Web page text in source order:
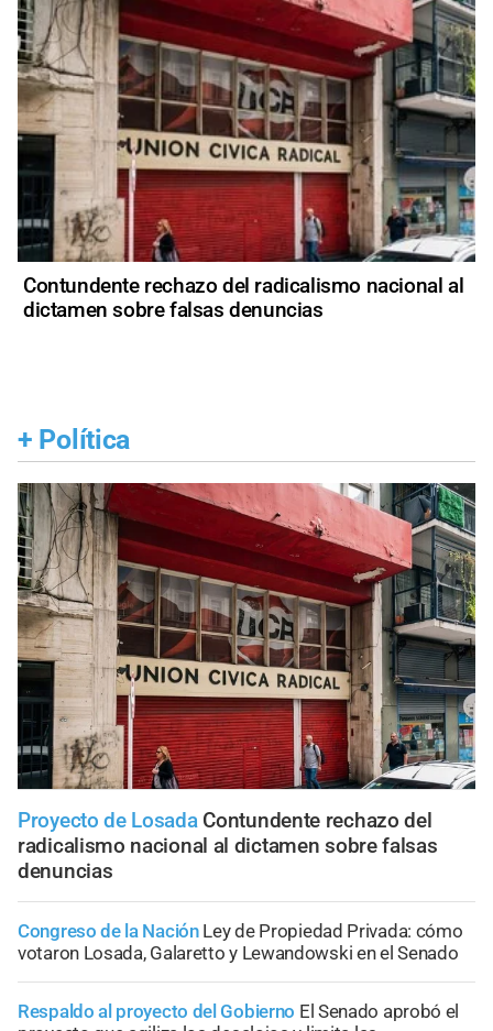
Contundente rechazo del radicalismo nacional al
dictamen sobre falsas denuncias
+ Política
Proyecto de Losada Contundente rechazo del
radicalismo nacional al dictamen sobre falsas
denuncias
Congreso de la Nación Ley de Propiedad Privada: cómo
votaron Losada, Galaretto y Lewandowski en el Senado
Respaldo al proyecto del Gobierno El Senado aprobó el